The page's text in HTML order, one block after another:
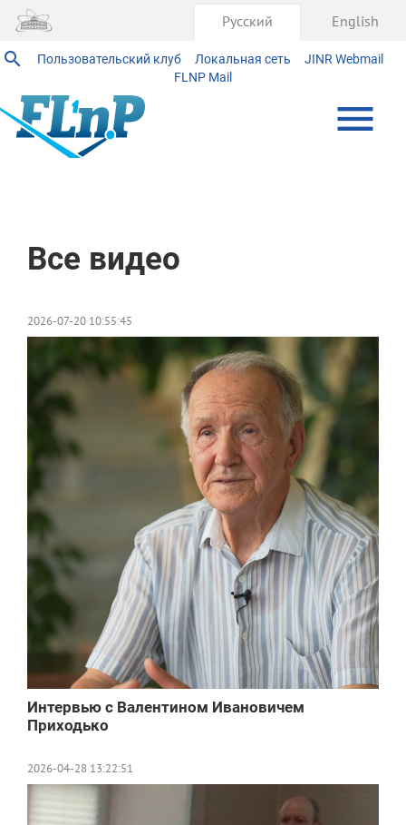
Пользовательский клуб Локальная сеть
JINR Webmail
FLNP Mail
Русский English
Все видео
2026-07-20 10:55:45
Интервью с Валентином Ивановичем
Приходько
2026-04-28 13:22:51